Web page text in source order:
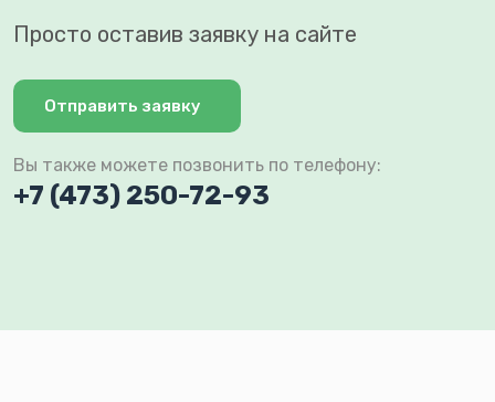
Просто оставив заявку на сайте
Отправить заявку
Вы также можете позвонить по телефону:
+7 (473) 250-72-93